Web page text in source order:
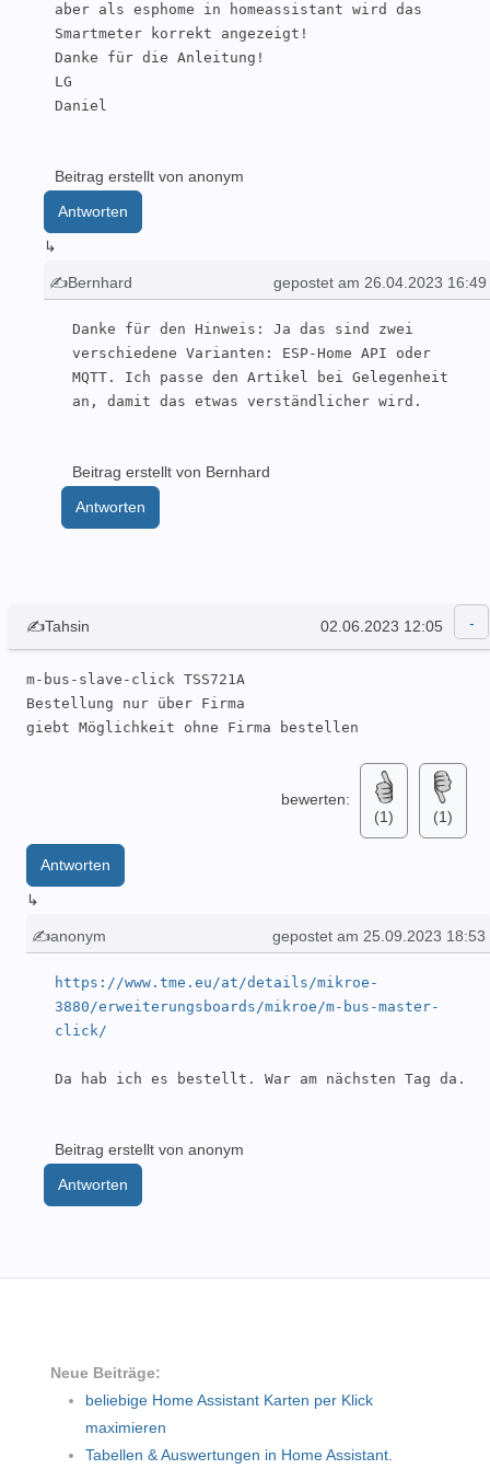
aber als esphome in homeassistant wird das
Smartmeter korrekt angezeigt!
Danke für die Anleitung!
LG
Daniel
Beitrag erstellt von anonym
Antworten
↳
✍Bernhard gepostet am 26.04.2023 16:49
Danke für den Hinweis: Ja das sind zwei
verschiedene Varianten: ESP-Home API oder
MQTT. Ich passe den Artikel bei Gelegenheit
an, damit das etwas verständlicher wird.
Beitrag erstellt von Bernhard
Antworten
✍Tahsin 02.06.2023 12:05
m-bus-slave-click TSS721A
Bestellung nur über Firma
giebt Möglichkeit ohne Firma bestellen
bewerten:
(1)
(1)
Antworten
↳
✍anonym gepostet am 25.09.2023 18:53
https://www.tme.eu/at/details/mikroe-
3880/erweiterungsboards/mikroe/m-bus-master-
click/
Da hab ich es bestellt. War am nächsten Tag da.
Beitrag erstellt von anonym
Antworten
Neue Beiträge:
beliebige Home Assistant Karten per Klick
maximieren
Tabellen & Auswertungen in Home Assistant.